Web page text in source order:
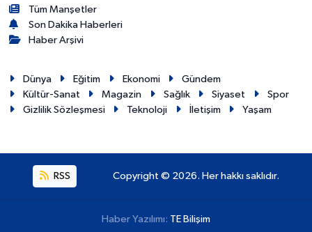
Tüm Manşetler
Son Dakika Haberleri
Haber Arşivi
Dünya Eğitim Ekonomi
Gündem
Kültür-Sanat
Magazin Sağlık Siyaset
Spor
Gizlilik Sözleşmesi
Teknoloji İletişim Yaşam
RSS Copyright © 2026. Her hakkı saklıdır.
Haber Yazılımı: TE Bilişim